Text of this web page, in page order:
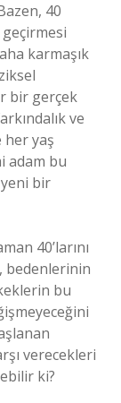
40
karmaşık
bir gerçek
ve
her yaş
adam bu
bir
40’larını
bedenlerinin
bu
verecekleri
ki?